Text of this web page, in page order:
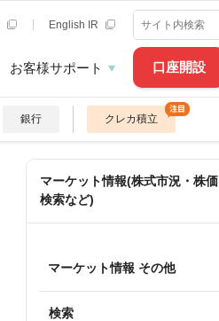
口座開設
English IR
お客様サポート
銀行 クレカ積立
マーケット情報(株式市況・株価
検索など)
マーケット情報 その他
検索